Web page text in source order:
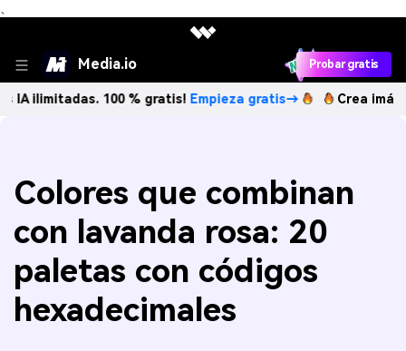
、
Media.io Probar gratis
100 % gratis! Empieza gratis→ Crea imágenes IA
Colores que combinan
con lavanda rosa: 20
paletas con códigos
hexadecimales